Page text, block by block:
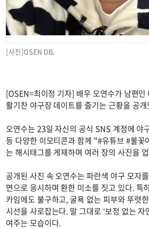
[사진]OSEN DB.
[OSEN=최이정 기자] 배우 오연수가 남편인
활기찬 야구장 데이트를 즐기는 근황을 공개
오연수는 23일 자신의 공식 SNS 계정에 야
등 다양한 이모티콘과 함께 "#유튜브 #불꽃
는 해시태그를 게재하며 여러 장의 사진을
공개된 사진 속 오연수는 파란색 야구 모자
면으로 응시하며 환한 미소를 짓고 있다. 특
카임에도 불구하고, 굴욕 없는 피부와 뚜렷
시선을 사로잡는다. 말 그대로 ‘보정 없는 자
여주는 모습이다.